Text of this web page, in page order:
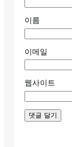
이름
이메일
웹사이트